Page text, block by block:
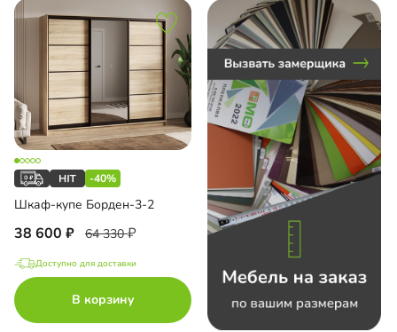
двери
-40%
Шкаф-купе Борден-3-2
38 600 64 330
Доступно для доставки
В корзину